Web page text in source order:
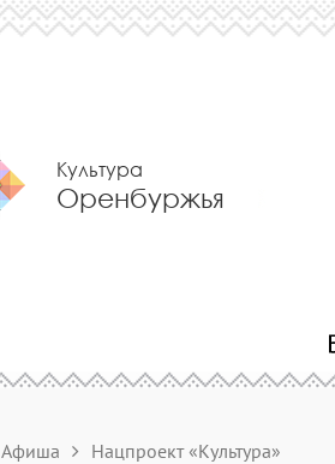
Культура
Оренбуржья
Афиша Нацпроект «Культура»